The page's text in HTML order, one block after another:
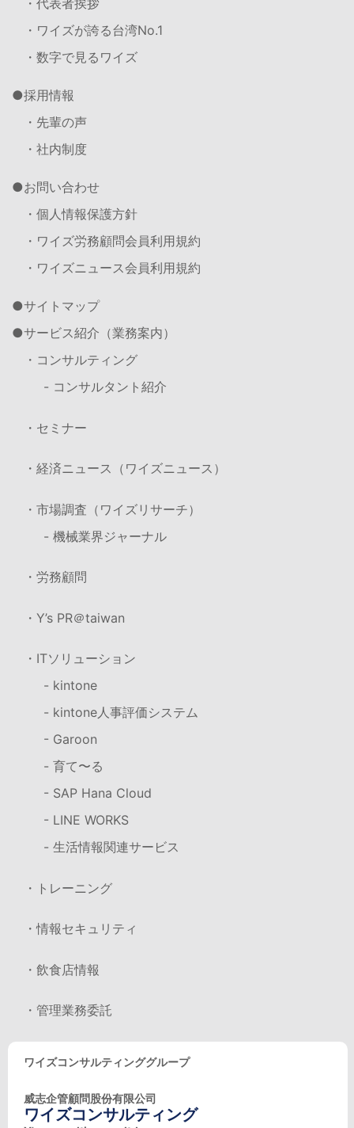
・代表者挨拶
・ワイズが誇る台湾No.1
・数字で見るワイズ
採用情報
・先輩の声
・社内制度
お問い合わせ
・個人情報保護方針
・ワイズ労務顧問会員利用規約
・ワイズニュース会員利用規約
サイトマップ
サービス紹介（業務案内）
・コンサルティング
- コンサルタント紹介
・セミナー
・経済ニュース（ワイズニュース）
・市場調査（ワイズリサーチ）
- 機械業界ジャーナル
・労務顧問
・Y’s PR＠taiwan
・ITソリューション
- kintone
- kintone人事評価システム
- Garoon
- 育て〜る
- SAP Hana Cloud
- LINE WORKS
- 生活情報関連サービス
・トレーニング
・情報セキュリティ
・飲食店情報
・管理業務委託
ワイズコンサルティンググループ
威志企管顧問股份有限公司
ワイズコンサルティング